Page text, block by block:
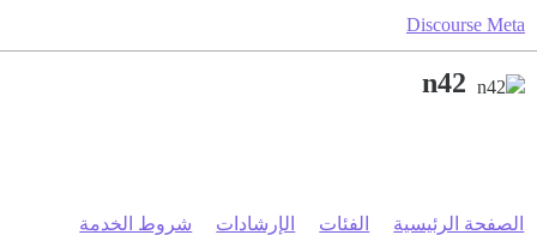
Discourse Meta
n42
الصفحة الرئيسية الفئات الإرشادات شروط الخدمة